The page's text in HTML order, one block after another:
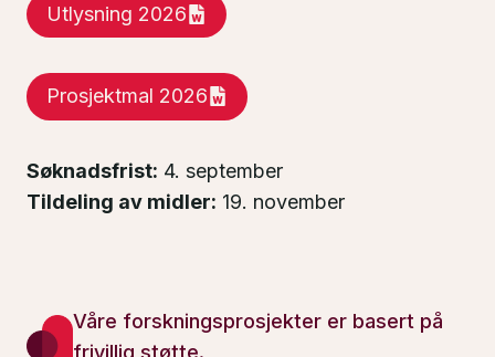
Utlysning 2026
Prosjektmal 2026
Søknadsfrist: 4. september
Tildeling av midler: 19. november
Våre forskningsprosjekter er basert på
frivillig støtte.